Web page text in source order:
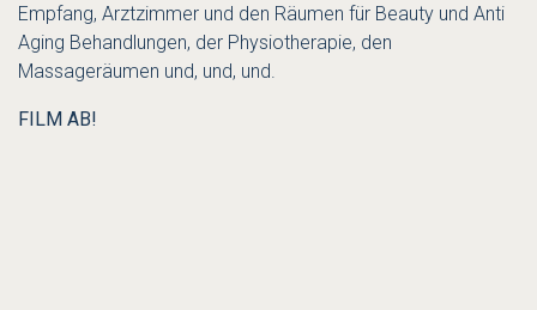
Empfang, Arztzimmer und den Räumen für Beauty und Anti
Aging Behandlungen, der Physiotherapie, den
Massageräumen und, und, und.
FILM AB!